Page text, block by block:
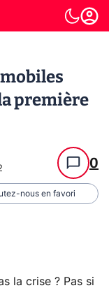
première
0
nous en favori
la crise ? Pas si